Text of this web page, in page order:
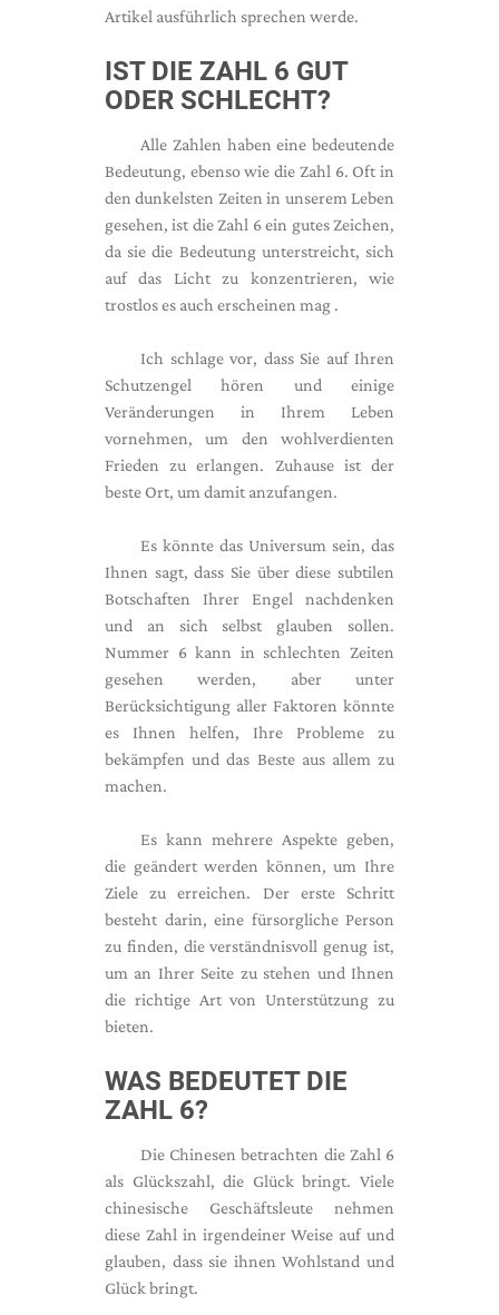
Artikel ausführlich sprechen werde.
IST DIE ZAHL 6 GUT
ODER SCHLECHT?
Alle Zahlen haben eine bedeutende
Bedeutung, ebenso wie die Zahl 6. Oft in
den dunkelsten Zeiten in unserem Leben
gesehen, ist die Zahl 6 ein gutes Zeichen,
da sie die Bedeutung unterstreicht, sich
auf das Licht zu konzentrieren, wie
trostlos es auch erscheinen mag .
Ich schlage vor, dass Sie auf Ihren
Schutzengel hören und einige
Veränderungen in Ihrem Leben
vornehmen, um den wohlverdienten
Frieden zu erlangen. Zuhause ist der
beste Ort, um damit anzufangen.
Es könnte das Universum sein, das
Ihnen sagt, dass Sie über diese subtilen
Botschaften Ihrer Engel nachdenken
und an sich selbst glauben sollen.
Nummer 6 kann in schlechten Zeiten
gesehen werden, aber unter
Berücksichtigung aller Faktoren könnte
es Ihnen helfen, Ihre Probleme zu
bekämpfen und das Beste aus allem zu
machen.
Es kann mehrere Aspekte geben,
die geändert werden können, um Ihre
Ziele zu erreichen. Der erste Schritt
besteht darin, eine fürsorgliche Person
zu finden, die verständnisvoll genug ist,
um an Ihrer Seite zu stehen und Ihnen
die richtige Art von Unterstützung zu
bieten.
WAS BEDEUTET DIE
ZAHL 6?
Die Chinesen betrachten die Zahl 6
als Glückszahl, die Glück bringt. Viele
chinesische Geschäftsleute nehmen
diese Zahl in irgendeiner Weise auf und
glauben, dass sie ihnen Wohlstand und
Glück bringt.